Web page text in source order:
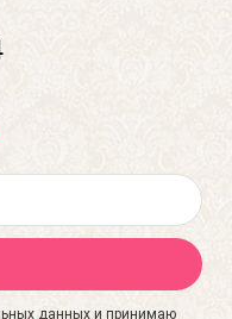
данных и принимаю